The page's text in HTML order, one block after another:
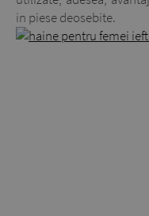
in piese deosebite.